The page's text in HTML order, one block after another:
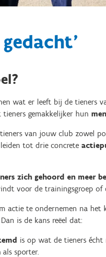
wat er leeft bij de tieners
gemakkelijker hun
van jouw club zowel
tot drie concrete
zich gehoord en meer
voor de trainingsgroep of
actie te ondernemen na het
is de kans reëel dat:
is op wat de tieners écht
als sporter.